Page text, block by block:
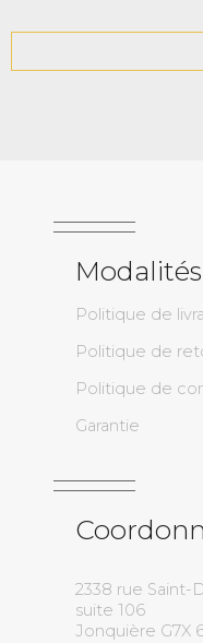
Politique de
Politique de
Politique de
Garantie
2338 rue Saint-
suite 106
Jonquière G7X